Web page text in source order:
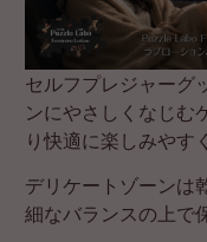
セルフプレジャーグ
ンにやさしくなじむ
り快適に楽しみやす
デリケートゾーンは
細なバランスの上で